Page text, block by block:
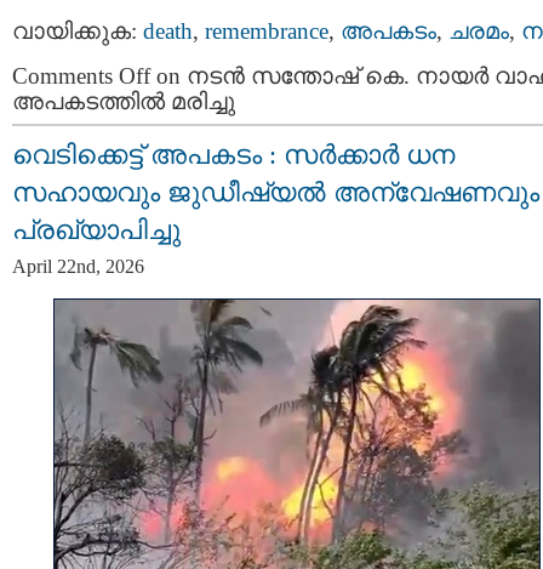
വായിക്കുക: death, remembrance, അപകടം, ചരമം,
Comments Offon നടന്‍ സന്തോഷ് കെ. നായര്‍
അപകടത്തില്‍ മരിച്ചു
വെടിക്കെട്ട് അപകടം : സർക്കാർ ധന
സഹായവും ജുഡീഷ്യൽ അന്വേഷണവും
പ്രഖ്യാപിച്ചു
April 22nd, 2026